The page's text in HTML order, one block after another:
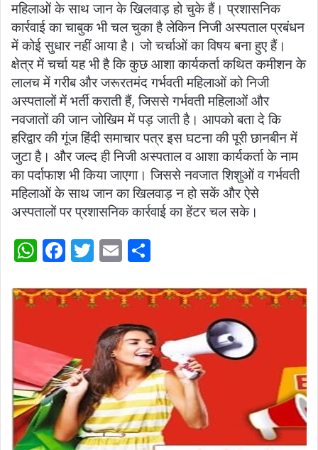
महिलाओं के साथ जान के खिलवाड़ हो चुके हैं। प्रशासनिक
कार्रवाई का चाबुक भी चल चुका है लेकिन निजी अस्पताल प्रबंधन
में कोई सुधार नहीं आया है। जो चर्चाओं का विषय बना हुए हैं।
क्षेत्र में चर्चा यह भी है कि कुछ आशा कार्यकर्ता कथित कमीशन के
लालच में गरीब और जरूरतमंद गर्भवती महिलाओं को निजी
अस्पतालों में भर्ती कराती हैं, जिससे गर्भवती महिलाओं और
नवजातों की जान जोखिम में पड़ जाती है। आपको बता दे कि
हरिद्वार की गूंज हिंदी समाचार पत्र इस घटना की पूरी छानबीन में
जुटा है। और जल्द ही निजी अस्पताल व आशा कार्यकर्ता के नाम
का पर्दाफाश भी किया जाएगा। जिससे नवजात शिशुओं व गर्भवती
महिलाओं के साथ जान का खिलवाड़ न हो सकें और ऐसे
अस्पतालों पर प्रशासनिक कार्रवाई का हेंटर चल सके।
W
at
A
p
p
F
c
o
o
k
T
itt
er
E
ai
l
ar